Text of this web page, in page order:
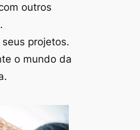
outros
projetos.
o mundo da